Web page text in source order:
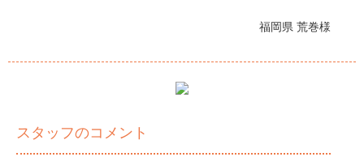
福岡県 荒巻様
スタッフのコメント